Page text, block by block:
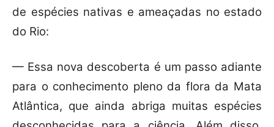
de espécies nativas e ameaçadas no estado
do Rio:
— Essa nova descoberta é um passo adiante
para o conhecimento pleno da flora da Mata
Atlântica, que ainda abriga muitas espécies